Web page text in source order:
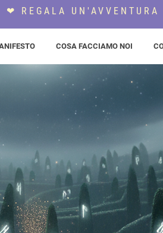
❤ REGALA
COSA FACCIAMO NOI